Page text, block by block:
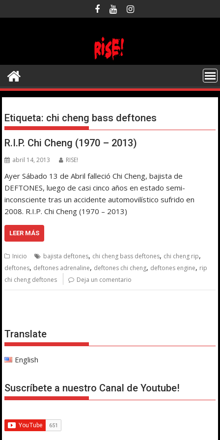
al
Etiqueta: chi cheng bass deftones
R.I.P. Chi Cheng (1970 – 2013)
abril 14, 2013 RISE!
Ayer Sábado 13 de Abril falleció Chi Cheng, bajista de
DEFTONES, luego de casi cinco años en estado semi-
inconsciente tras un accidente automovilístico sufrido en
2008. R.I.P. Chi Cheng (1970 – 2013)
LEER MÁS
Inicio bajista deftones, chi cheng bass deftones, chi cheng rip,
deftones, deftones adrenaline, deftones chi cheng, deftones engine, rip
chi cheng deftones
Deja un comentario
Translate
English
Suscríbete a nuestro Canal de Youtube!